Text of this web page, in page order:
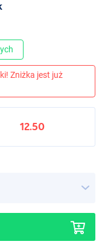
Zniżka jest już
12.50